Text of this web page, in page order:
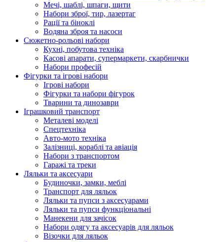
Мечі, шаблі, шпаги, щити
Набори зброї, тир, лазертаг
Рації та біноклі
Водяна зброя та насоси
Сюжетно-рольові набори
Кухні, побутова техніка
Касові апарати, супермаркети, скарбнички
Набори професій
Фігурки та ігрові набори
Ігрові набори
Фігурки та набори фігурок
Тварини та динозаври
Іграшковий транспорт
Металеві моделі
Спецтехніка
Авто-мото техніка
Залізниці, кораблі та авіація
Набори з транспортом
Гаражі та треки
Ляльки та аксесуари
Будиночки, замки, меблі
Транспорт для ляльок
Ляльки та пупси з аксесуарами
Ляльки та пупси функціональні
Манекени для зачісок
Набори одягу та аксесуарів для ляльок
Візочки для ляльок